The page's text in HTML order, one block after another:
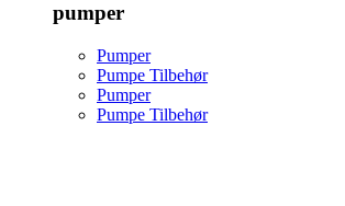
pumper
Pumper
Pumpe Tilbehør
Pumper
Pumpe Tilbehør